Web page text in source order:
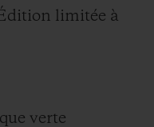
limitée à
verte